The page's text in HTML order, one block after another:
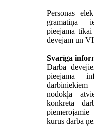
Personas
grāmatiņā
pieejama tikai
devējam un
Svarīga
Darba
pieejama
nodokļa
konkrētā
kurus darba